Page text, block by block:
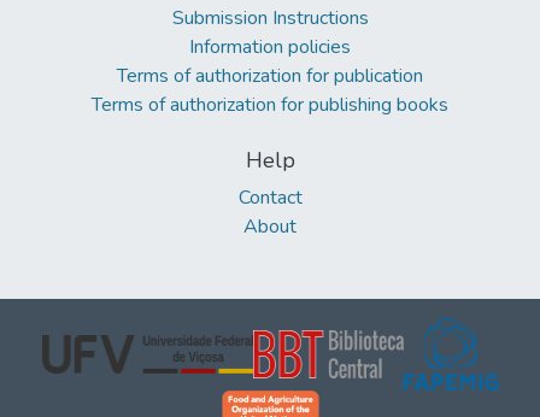
Submission Instructions
Information policies
Terms of authorization for publication
Terms of authorization for publishing books
Help
Contact
About